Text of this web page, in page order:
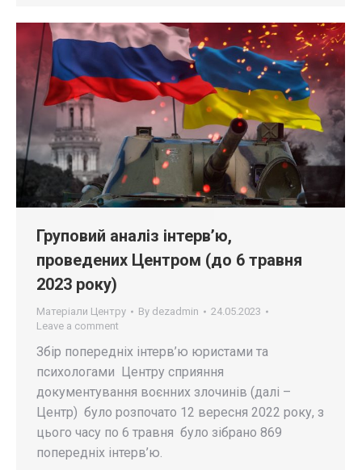
Груповий аналіз інтерв’ю,
проведених Центром (до 6 травня
2023 року)
Матеріали Центру By dezadmin
24.05.2023
Leave a comment
Збір попередніх інтерв’ю юристами та
психологами Центру сприяння
документування воєнних злочинів (далі –
Центр) було розпочато 12 вересня 2022 року, з
цього часу по 6 травня було зібрано 869
попередніх інтерв’ю.